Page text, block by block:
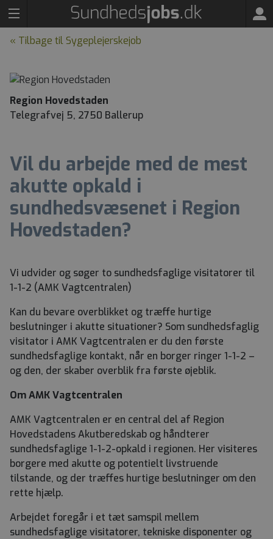
« Tilbage til Sygeplejerskejob
Region Hovedstaden
Telegrafvej 5, 2750 Ballerup
Vil du arbejde med de mest
akutte opkald i
sundhedsvæsenet i Region
Hovedstaden?
Vi udvider og søger to sundhedsfaglige visitatorer til
1-1-2 (AMK Vagtcentralen)
Kan du bevare overblikket og træffe hurtige
beslutninger i akutte situationer? Som sundhedsfaglig
visitator i AMK Vagtcentralen er du den første
sundhedsfaglige kontakt, når en borger ringer 1-1-2 –
og den, der skaber overblik fra første øjeblik.
Om AMK Vagtcentralen
AMK Vagtcentralen er en central del af Region
Hovedstadens Akutberedskab og håndterer
sundhedsfaglige 1-1-2-opkald i regionen. Her visiteres
borgere med akutte og potentielt livstruende
tilstande, og der træffes hurtige beslutninger om den
rette hjælp.
Arbejdet foregår i et tæt samspil mellem
sundhedsfaglige visitatorer, tekniske disponenter og